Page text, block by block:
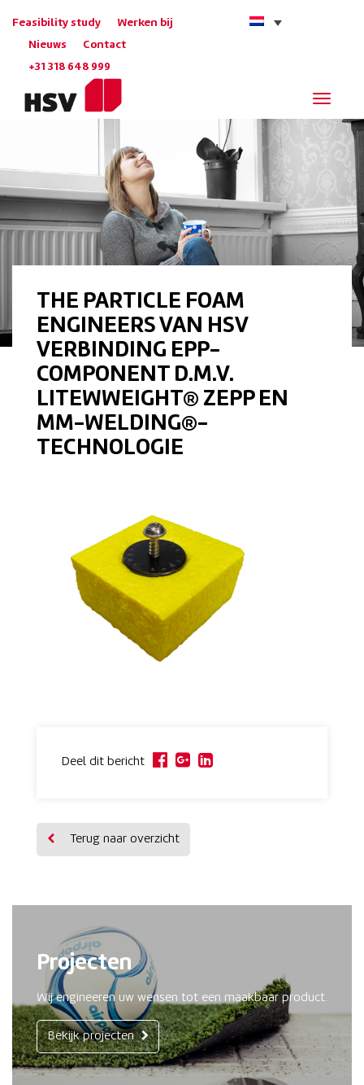
Feasibility study Werken bij
Nieuws Contact
+31 318 648 999
THE PARTICLE FOAM
ENGINEERS VAN HSV
VERBINDING EPP-
COMPONENT D.M.V.
LITEWWEIGHT® ZEPP EN
MM-WELDING®-
TECHNOLOGIE
Deel dit bericht
Terug naar overzicht
Projecten
Wij engineeren uw wensen tot een maakbaar product.
Bekijk projecten